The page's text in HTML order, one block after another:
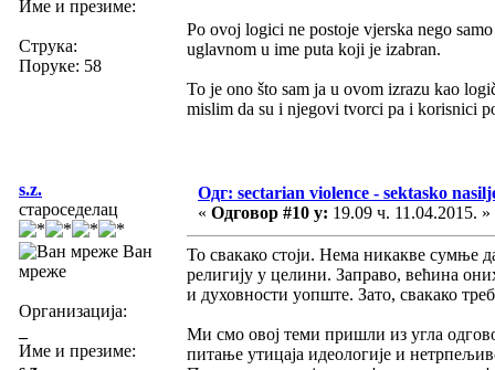
Име и презиме:
Струка:
Поруке: 58
Po ovoj logici ne postoje vjerska nego
uglavnom u ime puta koji je izabran.
To je ono što sam ja u ovom izrazu kao
mislim da su i njegovi tvorci pa i korisnici
s.z.
староседелац
Ван
мреже
Организација:
Име и презиме:
Одг: sectarian violence - sektasko
« Одговор #10 у: 19.09 ч. 11.04.2015. »
То свакако стоји. Нема никакве сумње
религију у целини. Заправо, већина
и духовности уопште. Зато, свакако
Ми смо овој теми пришли из угла
питање утицаја идеологије и